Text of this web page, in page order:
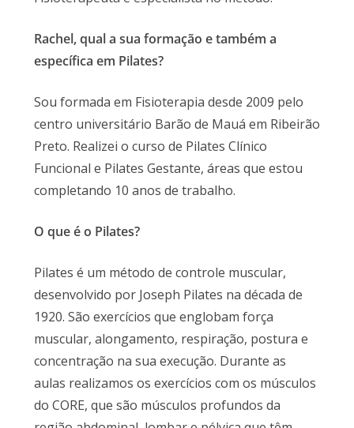
Rachel, qual a sua formação e também a
específica em Pilates?
Sou formada em Fisioterapia desde 2009 pelo
centro universitário Barão de Mauá em Ribeirão
Preto. Realizei o curso de Pilates Clínico
Funcional e Pilates Gestante, áreas que estou
completando 10 anos de trabalho.
O que é o Pilates?
Pilates é um método de controle muscular,
desenvolvido por Joseph Pilates na década de
1920. São exercícios que englobam força
muscular, alongamento, respiração, postura e
concentração na sua execução. Durante as
aulas realizamos os exercícios com os músculos
do CORE, que são músculos profundos da